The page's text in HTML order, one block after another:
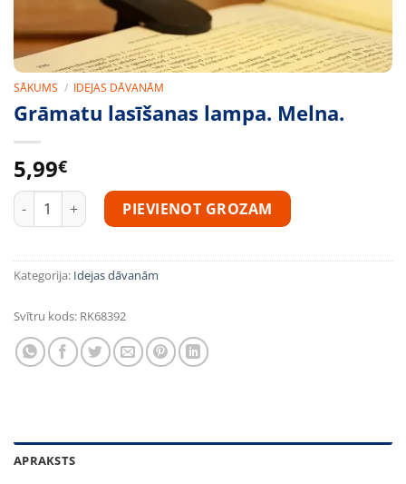
SĀKUMS / IDEJAS DĀVANĀM
Grāmatu lasīšanas lampa. Melna.
5,99€
Grāmatu lasīšanas lampa. Melna. daudzums
PIEVIENOT GROZAM
Kategorija: Idejas dāvanām
Svītru kods: RK68392
APRAKSTS